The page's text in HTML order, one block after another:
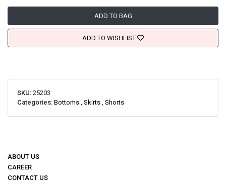
ADD TO BAG
ADD TO WISHLIST
SKU: 25203
Categories: Bottoms , Skirts , Shorts
ABOUT US
CAREER
CONTACT US